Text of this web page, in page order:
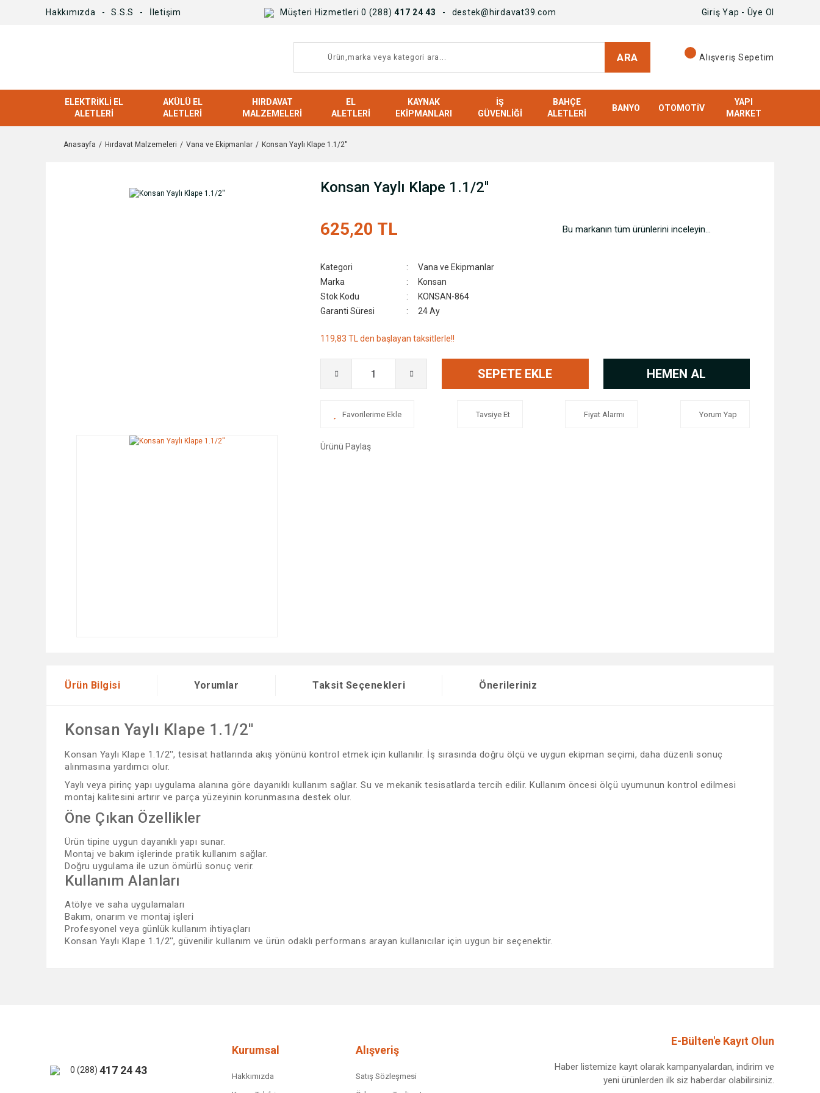
Hakkımızda S.S.S İletişim Müşteri Hizmetleri 0 (288) 417 24 43 destek@hirdavat39.com Giriş Yap - Üye Ol
ARA Alışveriş Sepetim
ELEKTRIKLI EL
ALETLERI
AKÜLÜ EL
ALETLERI
HIRDAVAT
MALZEMELERI
EL
ALETLERI
KAYNAK
EKIPMANLARI
İŞ
GÜVENLIĞI
BAHÇE
ALETLERI
BANYO OTOMOTIV
YAPI
MARKET
Anasayfa Hırdavat Malzemeleri Vana ve Ekipmanlar Konsan Yaylı Klape 1.1/2''
Konsan Yaylı Klape 1.1/2''
625,20 TL Bu markanın tüm ürünlerini inceleyin...
Kategori
Vana ve Ekipmanlar
Marka
Konsan
Stok Kodu
KONSAN-864
Garanti Süresi
24 Ay
119,83 TL den başlayan taksitlerle!!
SEPETE EKLE HEMEN AL
Tavsiye Et Fiyat Alarmı Yorum Yap
Ürünü Paylaş
Ürün Bilgisi Yorumlar Taksit Seçenekleri Önerileriniz
Konsan Yaylı Klape 1.1/2''
Konsan Yaylı Klape 1.1/2'', tesisat hatlarında akış yönünü kontrol etmek için kullanılır. İş sırasında doğru ölçü ve uygun ekipman seçimi, daha düzenli sonuç
alınmasına yardımcı olur.
Yaylı veya pirinç yapı uygulama alanına göre dayanıklı kullanım sağlar. Su ve mekanik tesisatlarda tercih edilir. Kullanım öncesi ölçü uyumunun kontrol edilmesi
montaj kalitesini artırır ve parça yüzeyinin korunmasına destek olur.
Öne Çıkan Özellikler
Ürün tipine uygun dayanıklı yapı sunar.
Montaj ve bakım işlerinde pratik kullanım sağlar.
Doğru uygulama ile uzun ömürlü sonuç verir.
Kullanım Alanları
Atölye ve saha uygulamaları
Bakım, onarım ve montaj işleri
Profesyonel veya günlük kullanım ihtiyaçları
Konsan Yaylı Klape 1.1/2'', güvenilir kullanım ve ürün odaklı performans arayan kullanıcılar için uygun bir seçenektir.
Bu ürüne benzer farklı alternatifler olmalı.
0 (288) 417 24 43
Kurumsal
Hakkımızda
Alışveriş
Satış Sözleşmesi
E-Bülten'e Kayıt Olun
Haber listemize kayıt olarak kampanyalardan, indirim ve
yeni ürünlerden ilk siz haberdar olabilirsiniz.